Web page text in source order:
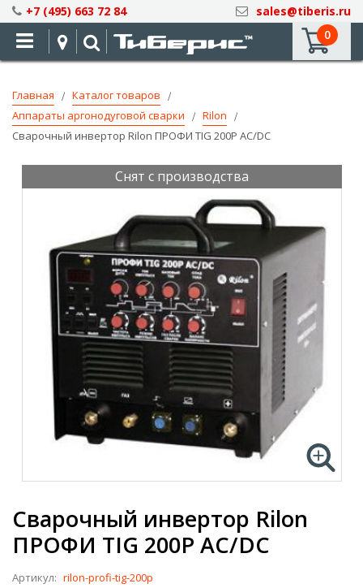
Skip
to
Content
+7 (495) 663 72 84
sales@tiberis.ru
0
Главная
Каталог товаров
Аппараты аргонодуговой сварки
Rilon
Сварочный инвертор Rilon ПРОФИ TIG 200P AC/DC
Сварочный инвертор Rilon
ПРОФИ TIG 200P AC/DC
Артикул: rilon-profi-tig-200p
Снят с производства